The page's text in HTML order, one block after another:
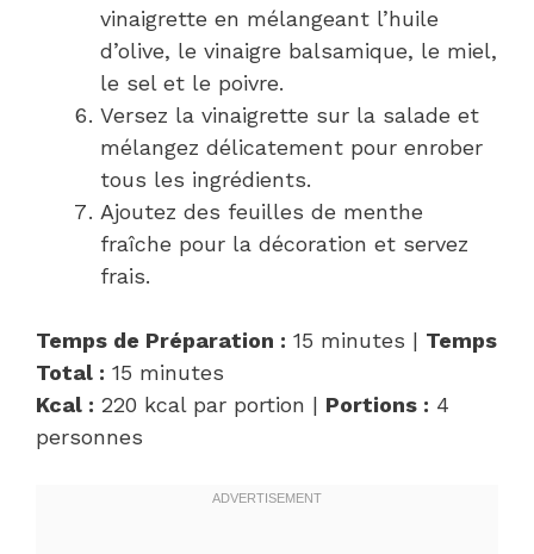
vinaigrette en mélangeant l’huile
d’olive, le vinaigre balsamique, le miel,
le sel et le poivre.
Versez la vinaigrette sur la salade et
mélangez délicatement pour enrober
tous les ingrédients.
Ajoutez des feuilles de menthe
fraîche pour la décoration et servez
frais.
Temps de Préparation : 15 minutes | Temps
Total : 15 minutes
Kcal : 220 kcal par portion | Portions : 4
personnes